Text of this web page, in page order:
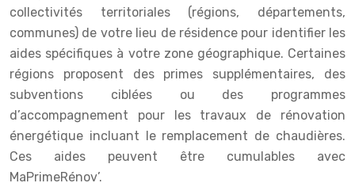
collectivités territoriales (régions, départements,
communes) de votre lieu de résidence pour identifier les
aides spécifiques à votre zone géographique. Certaines
régions proposent des primes supplémentaires, des
subventions ciblées ou des programmes
d’accompagnement pour les travaux de rénovation
énergétique incluant le remplacement de chaudières.
Ces aides peuvent être cumulables avec
MaPrimeRénov’.